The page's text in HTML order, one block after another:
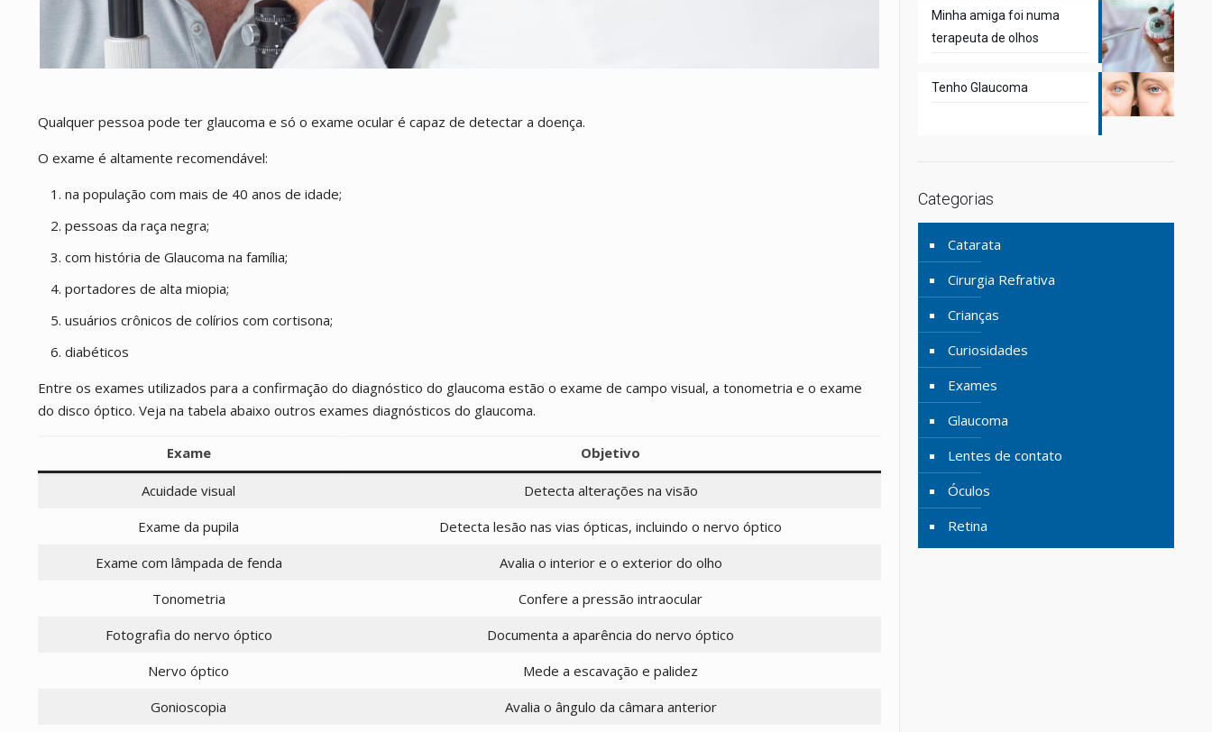
Qualquer pessoa pode ter glaucoma e só o exame ocular é capaz de detectar a doença.
O exame é altamente recomendável:
na população com mais de 40 anos de idade;
pessoas da raça negra;
com história de Glaucoma na família;
portadores de alta miopia;
usuários crônicos de colírios com cortisona;
diabéticos
Entre os exames utilizados para a confirmação do diagnóstico do glaucoma estão o exame de campo visual, a tonometria e o exame
do disco óptico. Veja na tabela abaixo outros exames diagnósticos do glaucoma.
Exame Objetivo
Acuidade visual
Detecta alterações na visão
Exame da pupila
Detecta lesão nas vias ópticas, incluindo o nervo óptico
Exame com lâmpada de fenda
Avalia o interior e o exterior do olho
Tonometria
Confere a pressão intraocular
Fotografia do nervo óptico
Documenta a aparência do nervo óptico
Nervo óptico
Mede a escavação e palidez
Gonioscopia
Avalia o ângulo da câmara anterior
Minha amiga foi numa
terapeuta de olhos
Tenho Glaucoma
Categorias
Catarata
Cirurgia Refrativa
Crianças
Curiosidades
Exames
Glaucoma
Lentes de contato
Óculos
Retina